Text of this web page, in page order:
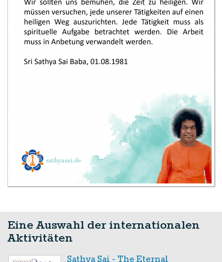
Eine Auswahl der internationalen
Aktivitäten